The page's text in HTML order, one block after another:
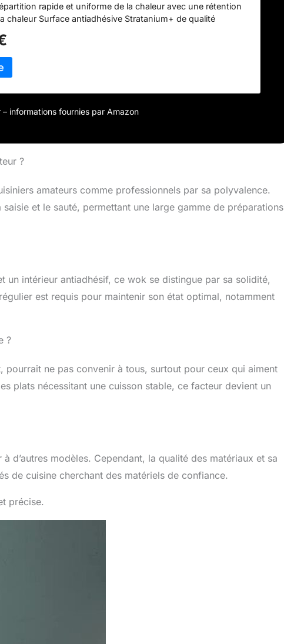
rapide et uniforme de la chaleur avec une rétention
chaleur Surface antiadhésive Stratanium+ de qualité
y compris l'induction Passe au four jusqu'à 260 °C pour
cuisson au four Fabriqué au Danemark
informations fournies par Amazon
?
amateurs comme professionnels par sa polyvalence.
et le sauté, permettant une large gamme de préparations
intérieur antiadhésif, ce wok se distingue par sa solidité,
est requis pour maintenir son état optimal, notamment
?
ne pas convenir à tous, surtout pour ceux qui aiment
plats nécessitant une cuisson stable, ce facteur devient un
d’autres modèles. Cependant, la qualité des matériaux et sa
de cuisine cherchant des matériels de confiance.
précise.